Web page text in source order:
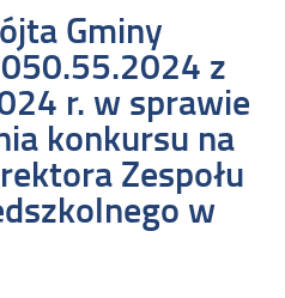
Gminy
z
r. w sprawie
konkursu na
Zespołu
w